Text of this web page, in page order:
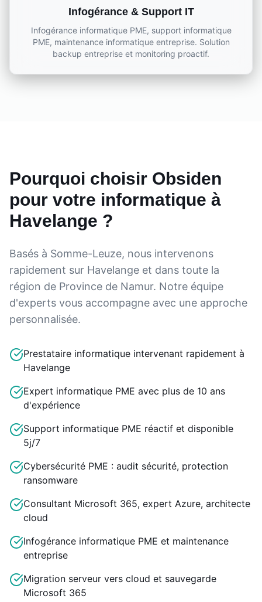
Infogérance & Support IT
Infogérance informatique PME, support informatique
PME, maintenance informatique entreprise. Solution
backup entreprise et monitoring proactif.
Pourquoi choisir Obsiden
pour votre informatique à
Havelange ?
Basés à Somme-Leuze, nous intervenons
rapidement sur Havelange et dans toute la
région de Province de Namur. Notre équipe
d'experts vous accompagne avec une approche
personnalisée.
Prestataire informatique intervenant rapidement à
Havelange
Expert informatique PME avec plus de 10 ans
d'expérience
Support informatique PME réactif et disponible
5j/7
Cybersécurité PME : audit sécurité, protection
ransomware
Consultant Microsoft 365, expert Azure, architecte
cloud
Infogérance informatique PME et maintenance
entreprise
Migration serveur vers cloud et sauvegarde
Microsoft 365